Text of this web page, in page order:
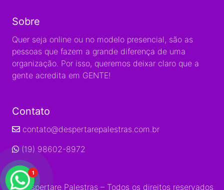
Sobre
Quer seja online ou no modelo presencial, são as
pessoas que fazem a grande diferença de uma
organização. Por isso, queremos deixar claro que a
gente acredita em GENTE!
Contato
contato@despertarepalestras.com.br
(19) 98602-8972
© Despertare Palestras – Todos os direitos reservados
1